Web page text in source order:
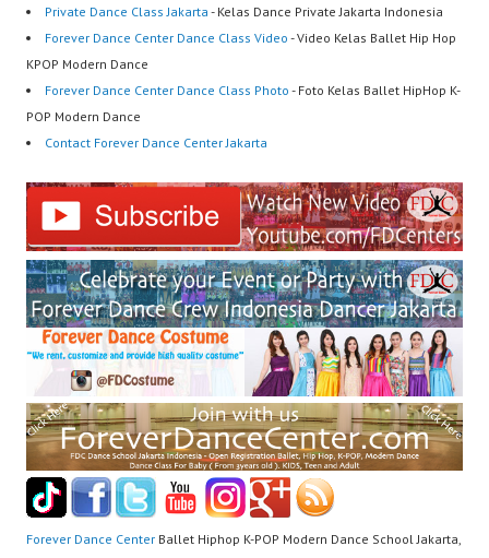
Private Dance Class Jakarta - Kelas Dance Private Jakarta Indonesia
Forever Dance Center Dance Class Video - Video Kelas Ballet Hip Hop
KPOP Modern Dance
Forever Dance Center Dance Class Photo - Foto Kelas Ballet HipHop K-
POP Modern Dance
Contact Forever Dance Center Jakarta
Forever Dance Center Ballet Hiphop K-POP Modern Dance School Jakarta,